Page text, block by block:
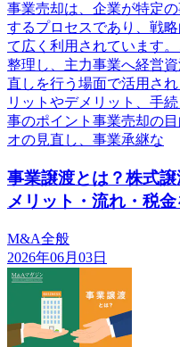
事業売却は、企業が特定
するプロセスであり、戦
て広く利用されています
整理し、主力事業へ経営
直しを行う場面で活用さ
リットやデメリット、手
事のポイント事業売却の
オの見直し、事業承継な
事業譲渡とは？株式
メリット・流れ・税
M&A全般
2026年06月03日